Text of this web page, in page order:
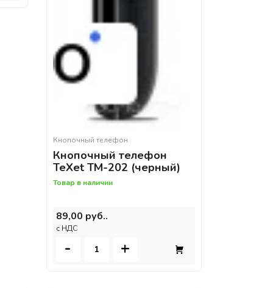
Кнопочный телефон
Кнопочный телефон
TeXet TM-202 (черный)
Товар в наличии
89,00 руб..
c НДС
- +